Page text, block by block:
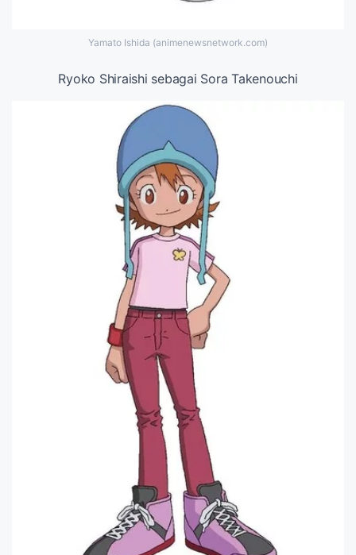
Yamato Ishida (animenewsnetwork.com)
Ryoko Shiraishi sebagai Sora Takenouchi